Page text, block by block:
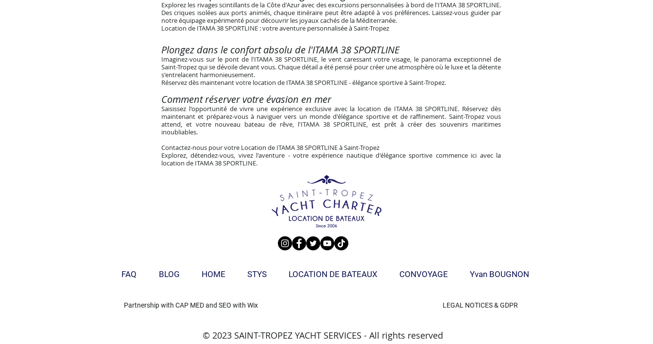
Explorez les rivages scintillants de la Côte d'Azur avec des excursions personnalisées à bord de l'ITAMA 38 SPORTLINE.
Des criques isolées aux ports animés, chaque itinéraire peut être adapté à vos préférences. Laissez-vous guider par
notre équipage expérimenté pour découvrir les joyaux cachés de la Méditerranée.
Location de ITAMA 38 SPORTLINE : votre aventure personnalisée à Saint-Tropez
Plongez dans le confort absolu de l'ITAMA 38 SPORTLINE
Imaginez-vous sur le pont de l'ITAMA 38 SPORTLINE, le vent caressant votre visage, le panorama exceptionnel de
Saint-Tropez qui se dévoile devant vous. Chaque détail a été pensé pour créer une atmosphère où le luxe et la détente
s'entrelacent harmonieusement.
Réservez dès maintenant votre location de ITAMA 38 SPORTLINE - élégance sportive à Saint-Tropez.
Comment réserver votre évasion en mer
Saisissez l'opportunité de vivre une expérience exclusive avec la location de ITAMA 38 SPORTLINE. Réservez dès
maintenant et préparez-vous à naviguer vers un monde d'élégance sportive et de raffinement. Saint-Tropez vous
attend, et votre nouveau bateau de rêve, l'ITAMA 38 SPORTLINE, est prêt à créer des souvenirs maritimes
inoubliables.
Contactez-nous pour votre Location de ITAMA 38 SPORTLINE à Saint-Tropez
Explorez, détendez-vous, vivez l'aventure - votre expérience nautique d'élégance sportive commence ici avec la
location de ITAMA 38 SPORTLINE.
FAQ BLOG HOME STYS LOCATION DE BATEAUX CONVOYAGE Yvan BOUGNON
Partnership with CAP MEDand SEO with Wix LEGAL NOTICES & GDPR
© 2023 SAINT-TROPEZ YACHT SERVICES - All rights reserved